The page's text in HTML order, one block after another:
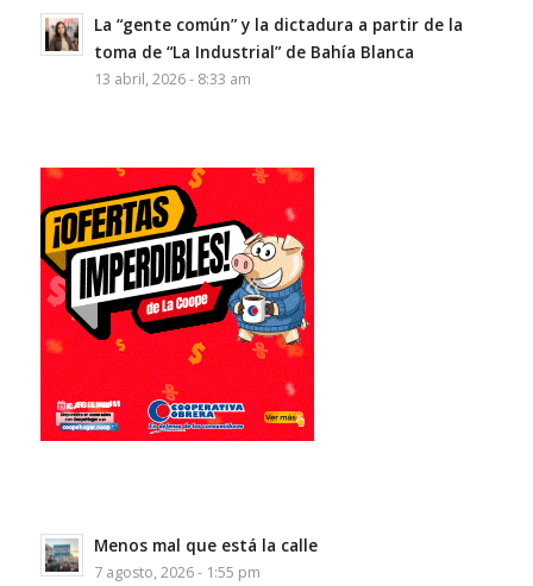
La “gente común” y la dictadura a partir de la
toma de “La Industrial” de Bahía Blanca
13 abril, 2026 - 8:33 am
Menos mal que está la calle
7 agosto, 2026 - 1:55 pm